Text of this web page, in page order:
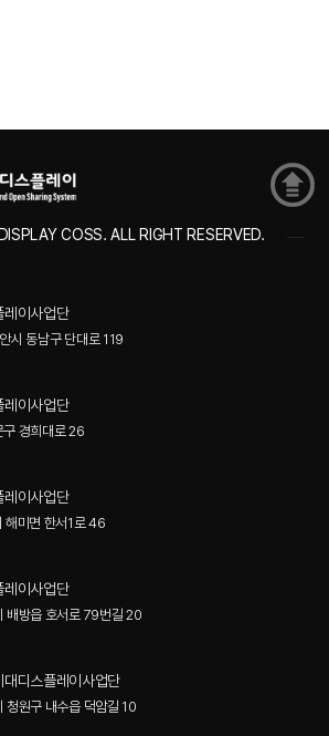
COSS. ALL RIGHT RESERVED.
레이사업단
시 동남구 단대로 119
레이사업단
경희대로 26
레이사업단
미면 한서1로 46
레이사업단
방읍 호서로 79번길 20
디스플레이사업단
원구 내수읍 덕암길 10